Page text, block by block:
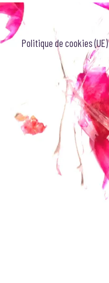
Politique de cookies (UE)